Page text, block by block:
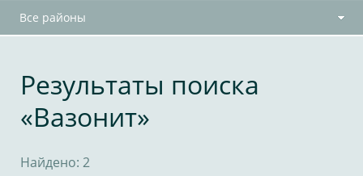
Все районы
Результаты поиска
«Вазонит»
Найдено: 2